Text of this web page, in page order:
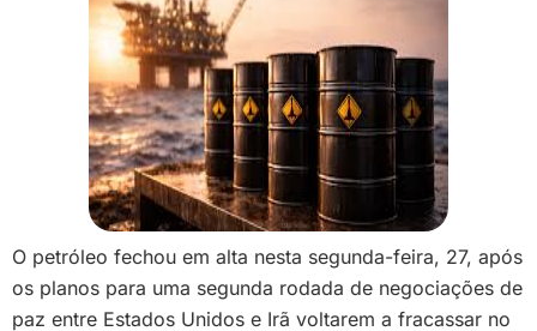
O petróleo fechou em alta nesta segunda-feira, 27, após
os planos para uma segunda rodada de negociações de
paz entre Estados Unidos e Irã voltarem a fracassar no